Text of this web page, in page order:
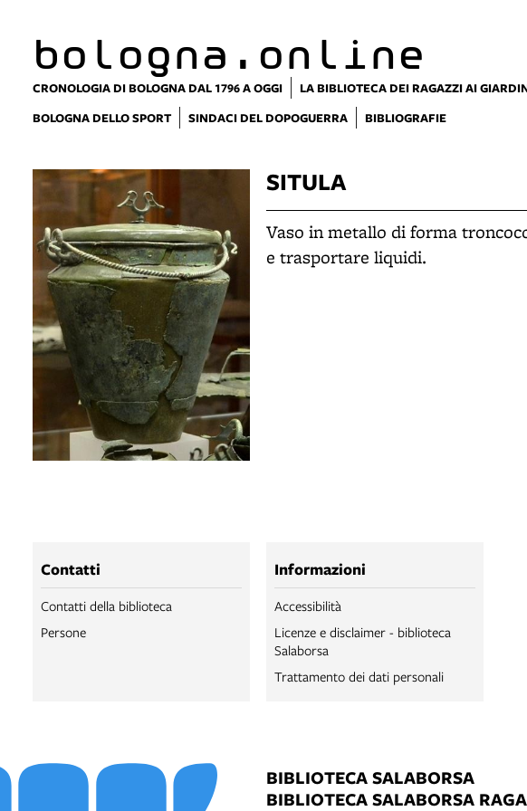
bologna.online
CRONOLOGIA DI BOLOGNA DAL 1796 A OGGI LA BIBLIOTECA DEI RAGAZZI AI
BOLOGNA DELLO SPORT
SINDACI DEL DOPOGUERRA BIBLIOGRAFIE
SITULA
Vaso in metallo di forma
e trasportare liquidi.
Contatti
Contatti della biblioteca
Persone
Informazioni
Accessibilità
Licenze e disclaimer - biblioteca
Salaborsa
Trattamento dei dati personali
BIBLIOTECA SALABORSA
BIBLIOTECA SALABORSA